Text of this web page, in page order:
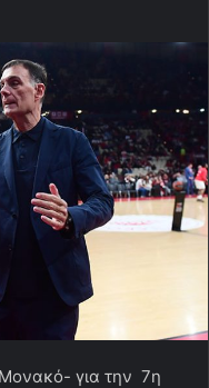
Μονακό- για την 7η